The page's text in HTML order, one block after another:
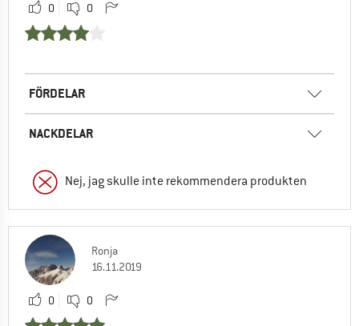
0 0
FÖRDELAR
NACKDELAR
Nej, jag skulle inte rekommendera produkten
Ronja
16.11.2019
0 0